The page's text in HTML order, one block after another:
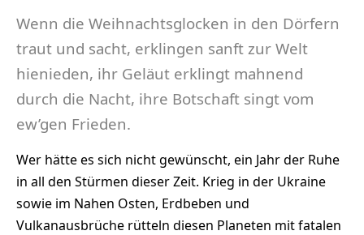
Wenn die Weihnachtsglocken in den Dörfern
traut und sacht, erklingen sanft zur Welt
hienieden, ihr Geläut erklingt mahnend
durch die Nacht, ihre Botschaft singt vom
ew’gen Frieden.
Wer hätte es sich nicht gewünscht, ein Jahr der Ruhe
in all den Stürmen dieser Zeit. Krieg in der Ukraine
sowie im Nahen Osten, Erdbeben und
Vulkanausbrüche rütteln diesen Planeten mit fatalen